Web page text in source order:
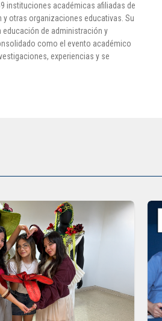
instituciones académicas afiliadas de
otras organizaciones educativas. Su
de administración y
como el evento académico
experiencias y se